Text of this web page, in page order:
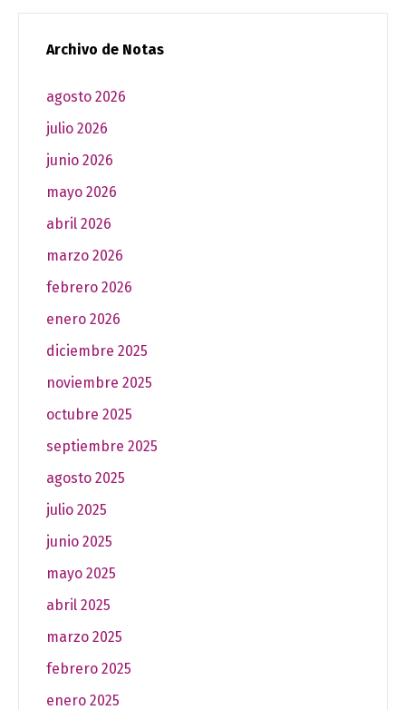
Archivo de Notas
agosto 2026
julio 2026
junio 2026
mayo 2026
abril 2026
marzo 2026
febrero 2026
enero 2026
diciembre 2025
noviembre 2025
octubre 2025
septiembre 2025
agosto 2025
julio 2025
junio 2025
mayo 2025
abril 2025
marzo 2025
febrero 2025
enero 2025